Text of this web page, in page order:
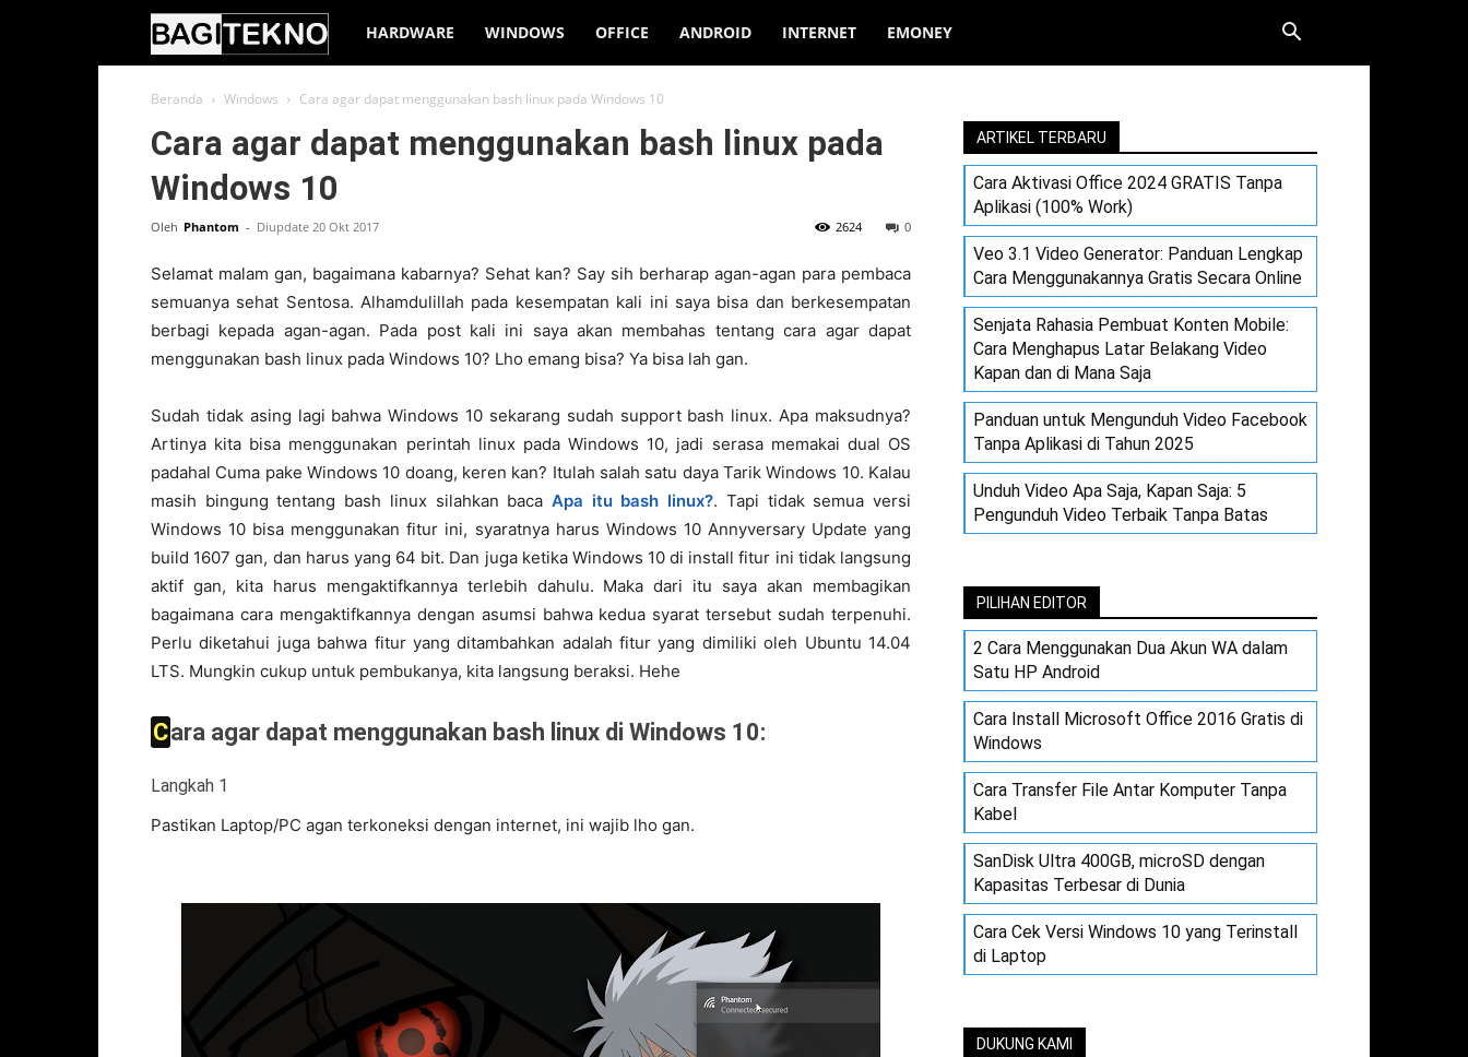
BagiTekno
HARDWARE WINDOWS OFFICE ANDROID INTERNET EMONEY
Beranda Windows Cara agar dapat menggunakan bash linux pada Windows 10
Cara agar dapat menggunakan bash linux pada
Windows 10
Oleh Phantom - Diupdate 20 Okt 2017 0
2624
Selamat malam gan, bagaimana kabarnya? Sehat kan? Say sih berharap agan-agan para pembaca
semuanya sehat Sentosa. Alhamdulillah pada kesempatan kali ini saya bisa dan berkesempatan
berbagi kepada agan-agan. Pada post kali ini saya akan membahas tentang cara agar dapat
menggunakan bash linux pada Windows 10? Lho emang bisa? Ya bisa lah gan.
Sudah tidak asing lagi bahwa Windows 10 sekarang sudah support bash linux. Apa maksudnya?
Artinya kita bisa menggunakan perintah linux pada Windows 10, jadi serasa memakai dual OS
padahal Cuma pake Windows 10 doang, keren kan? Itulah salah satu daya Tarik Windows 10. Kalau
masih bingung tentang bash linux silahkan baca Apa itu bash linux?. Tapi tidak semua versi
Windows 10 bisa menggunakan fitur ini, syaratnya harus Windows 10 Annyversary Update yang
build 1607 gan, dan harus yang 64 bit. Dan juga ketika Windows 10 di install fitur ini tidak langsung
aktif gan, kita harus mengaktifkannya terlebih dahulu. Maka dari itu saya akan membagikan
bagaimana cara mengaktifkannya dengan asumsi bahwa kedua syarat tersebut sudah terpenuhi.
Perlu diketahui juga bahwa fitur yang ditambahkan adalah fitur yang dimiliki oleh Ubuntu 14.04
LTS. Mungkin cukup untuk pembukanya, kita langsung beraksi. Hehe
Cara agar dapat menggunakan bash linux di Windows 10:
Langkah 1
Pastikan Laptop/PC agan terkoneksi dengan internet, ini wajib lho gan.
ARTIKEL TERBARU
Cara Aktivasi Office 2024 GRATIS Tanpa
Aplikasi (100% Work)
Veo 3.1 Video Generator: Panduan Lengkap
Cara Menggunakannya Gratis Secara Online
Senjata Rahasia Pembuat Konten Mobile:
Cara Menghapus Latar Belakang Video
Kapan dan di Mana Saja
Panduan untuk Mengunduh Video Facebook
Tanpa Aplikasi di Tahun 2025
Unduh Video Apa Saja, Kapan Saja: 5
Pengunduh Video Terbaik Tanpa Batas
PILIHAN EDITOR
2 Cara Menggunakan Dua Akun WA dalam
Satu HP Android
Cara Install Microsoft Office 2016 Gratis di
Windows
Cara Transfer File Antar Komputer Tanpa
Kabel
SanDisk Ultra 400GB, microSD dengan
Kapasitas Terbesar di Dunia
Cara Cek Versi Windows 10 yang Terinstall
di Laptop
DUKUNG KAMI